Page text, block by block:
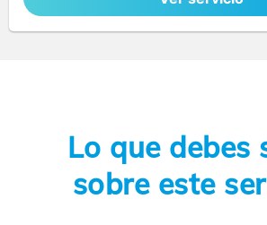
Lo que debes
sobre este